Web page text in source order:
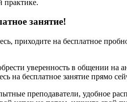
практике.
занятие!
приходите на бесплатное
уверенность в общении на
на бесплатное занятие прямо
преподаватели, удобное